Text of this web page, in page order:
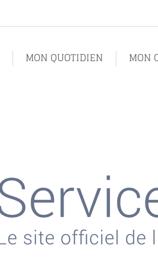
MON QUOTIDIEN MON